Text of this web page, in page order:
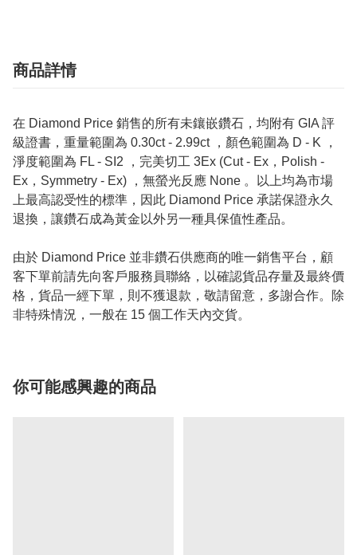
商品詳情
在 Diamond Price 銷售的所有未鑲嵌鑽石，均附有 GIA 評
級證書，重量範圍為 0.30ct - 2.99ct ，顏色範圍為 D - K ，
淨度範圍為 FL - SI2 ，完美切工 3Ex (Cut - Ex，Polish -
Ex，Symmetry - Ex) ，無螢光反應 None 。以上均為市場
上最高認受性的標準，因此 Diamond Price 承諾保證永久
退換，讓鑽石成為黃金以外另一種具保值性產品。
由於 Diamond Price 並非鑽石供應商的唯一銷售平台，顧
客下單前請先向客戶服務員聯絡，以確認貨品存量及最終價
格，貨品一經下單，則不獲退款，敬請留意，多謝合作。除
非特殊情況，一般在 15 個工作天內交貨。
你可能感興趣的商品